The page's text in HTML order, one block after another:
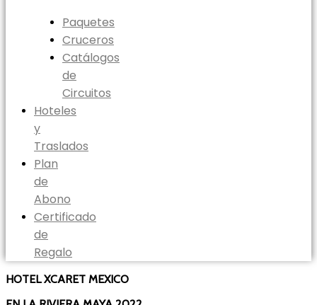
Paquetes
Cruceros
Catálogos
de
Circuitos
Hoteles
y
Traslados
Plan
de
Abono
Certificado
de
Regalo
HOTEL XCARET MEXICO